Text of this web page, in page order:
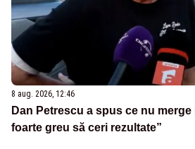
8 aug. 2026, 12:46
Dan Petrescu a spus ce nu merge
foarte greu să ceri rezultate”